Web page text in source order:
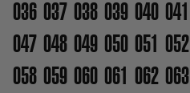
036 037 038 039 040 041
047 048 049 050 051 052
058 059 060 061 062 063